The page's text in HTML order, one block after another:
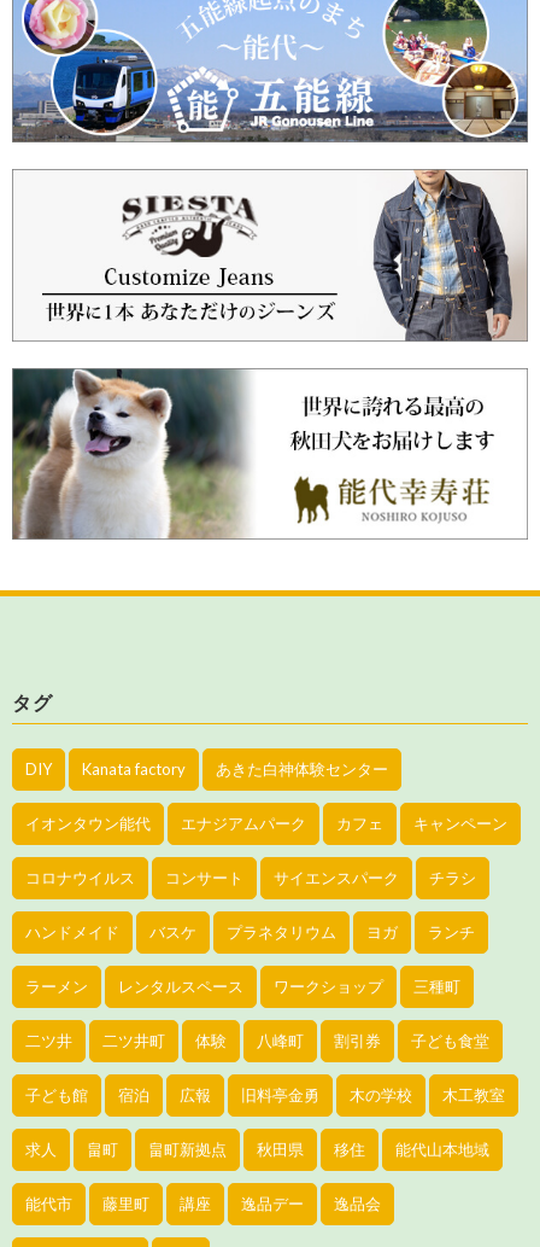
タグ
DIY Kanata factory あきた白神体験センター
イオンタウン能代 エナジアムパーク カフェ キャンペーン
コロナウイルス コンサート サイエンスパーク チラシ
ハンドメイド バスケ プラネタリウム ヨガ ランチ
ラーメン レンタルスペース ワークショップ 三種町
二ツ井 二ツ井町 体験 八峰町 割引券 子ども食堂
子ども館 宿泊 広報 旧料亭金勇 木の学校 木工教室
求人 畠町 畠町新拠点 秋田県 移住 能代山本地域
能代市 藤里町 講座 逸品デー 逸品会